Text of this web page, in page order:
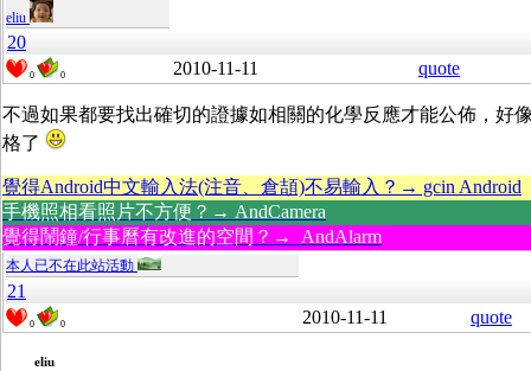
eliu
20
0 0 2010-11-11 quote
不過如果都要找出確切的證據如相關的化學反應才能公佈，好
格了
覺得Android中文輸入法(注音、倉頡)不易輸入？→ gcin Android
手機照相看照片不方便？→ AndCamera
覺得鬧鐘/行事曆有改進的空間？→ AndAlarm
本人已不在此站活動
21
0 0 2010-11-11 quote
eliu